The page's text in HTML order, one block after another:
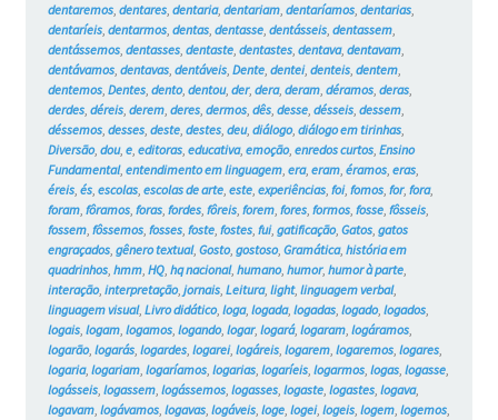
dentaremos, dentares, dentaria, dentariam, dentaríamos, dentarias,
dentaríeis, dentarmos, dentas, dentasse, dentásseis, dentassem,
dentássemos, dentasses, dentaste, dentastes, dentava, dentavam,
dentávamos, dentavas, dentáveis, Dente, dentei, denteis, dentem,
dentemos, Dentes, dento, dentou, der, dera, deram, déramos, deras,
derdes, déreis, derem, deres, dermos, dês, desse, désseis, dessem,
déssemos, desses, deste, destes, deu, diálogo, diálogo em tirinhas,
Diversão, dou, e, editoras, educativa, emoção, enredos curtos, Ensino
Fundamental, entendimento em linguagem, era, eram, éramos, eras,
éreis, és, escolas, escolas de arte, este, experiências, foi, fomos, for, fora,
foram, fôramos, foras, fordes, fôreis, forem, fores, formos, fosse, fôsseis,
fossem, fôssemos, fosses, foste, fostes, fui, gatificação, Gatos, gatos
engraçados, gênero textual, Gosto, gostoso, Gramática, história em
quadrinhos, hmm, HQ, hq nacional, humano, humor, humor à parte,
interação, interpretação, jornais, Leitura, light, linguagem verbal,
linguagem visual, Livro didático, loga, logada, logadas, logado, logados,
logais, logam, logamos, logando, logar, logará, logaram, logáramos,
logarão, logarás, logardes, logarei, logáreis, logarem, logaremos, logares,
logaria, logariam, logaríamos, logarias, logaríeis, logarmos, logas, logasse,
logásseis, logassem, logássemos, logasses, logaste, logastes, logava,
logavam, logávamos, logavas, logáveis, loge, logei, logeis, logem, logemos,